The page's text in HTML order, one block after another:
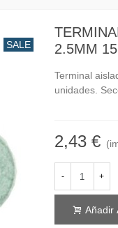
SALE
2.5MM
Terminal
unidades.
2,43 €
- +
Añadir